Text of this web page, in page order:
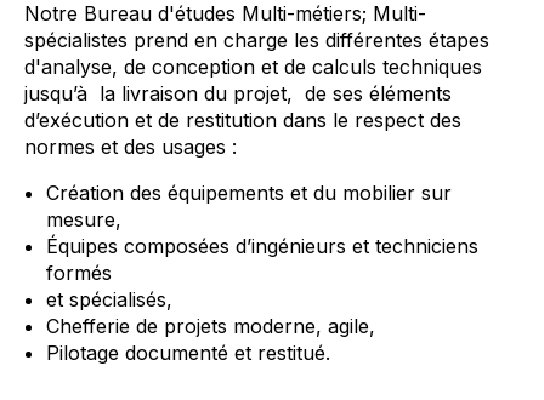
Notre Bureau d'études Multi-métiers; Multi-
spécialistes prend en charge les différentes étapes
d'analyse, de conception et de calculs techniques
jusqu’à la livraison du projet, de ses éléments
d’exécution et de restitution dans le respect des
normes et des usages :
Création des équipements et du mobilier sur
mesure,
Équipes composées d’ingénieurs et techniciens
formés
et spécialisés,
Chefferie de projets moderne, agile,
Pilotage documenté et restitué.